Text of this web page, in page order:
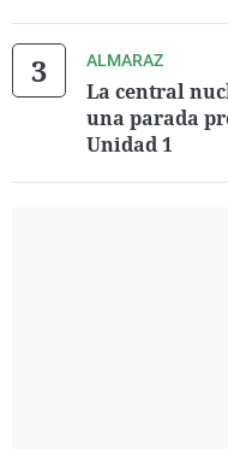
ALMARAZ
La central
una parada
Unidad 1